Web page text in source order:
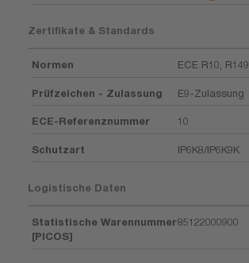
Zertifikate & Standards
Normen ECE R10, R149
Prüfzeichen - Zulassung E9-Zulassung
ECE-Referenznummer 10
Schutzart IP6K8/IP6K9K
Logistische Daten
Statistische Warennummer
[PICOS]
85122000900